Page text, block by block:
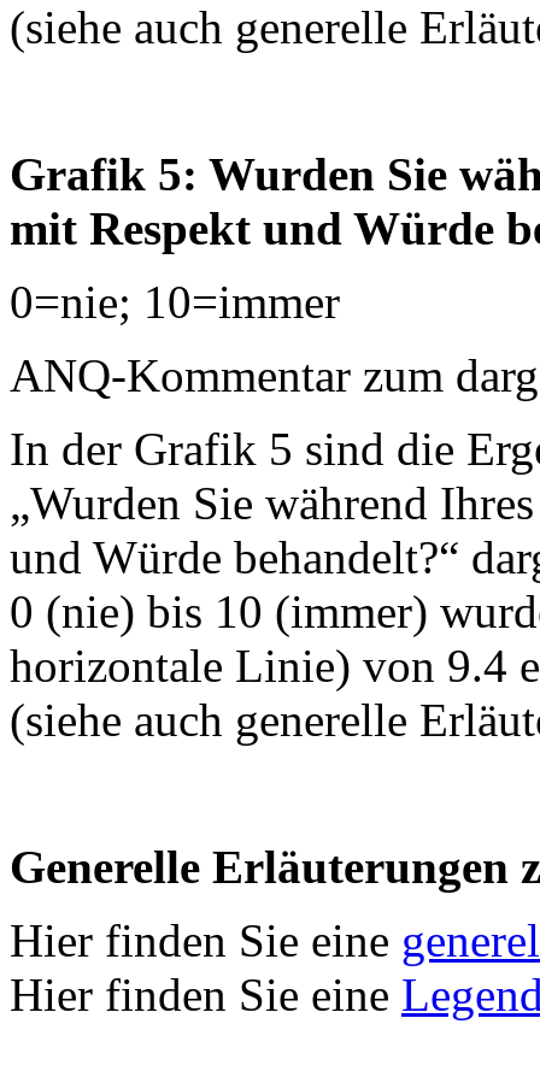
(siehe auch generelle
Grafik 5: Wurden Sie
mit Respekt und Würde
0=nie; 10=immer
ANQ-Kommentar zum
In der Grafik 5 sind die
„Wurden Sie während
und Würde behandelt?“
0 (nie) bis 10 (immer)
horizontale Linie) von 9.4
(siehe auch generelle
Generelle Erläuterungen
Hier finden Sie eine
Hier finden Sie eine